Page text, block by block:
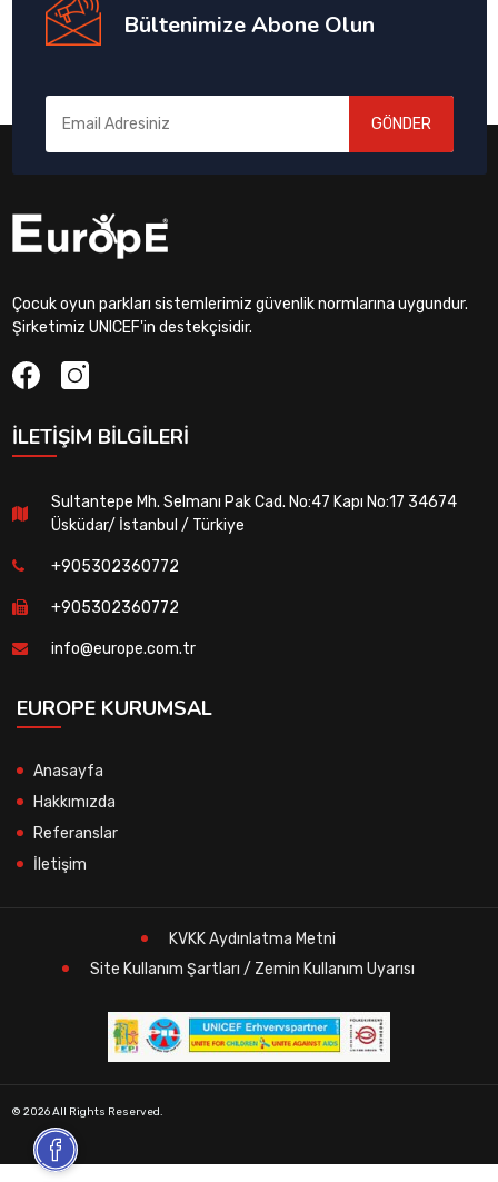
Bültenimize Abone Olun
GÖNDER
Çocuk oyun parkları sistemlerimiz güvenlik normlarına uygundur.
Şirketimiz UNICEF'in destekçisidir.
İLETIŞIM BILGILERI
Sultantepe Mh. Selmanı Pak Cad. No:47 Kapı No:17 34674
Üsküdar/ İstanbul / Türkiye
+905302360772
+905302360772
info@europe.com.tr
EUROPE KURUMSAL
Anasayfa
Hakkımızda
Referanslar
İletişim
KVKK Aydınlatma Metni
Site Kullanım Şartları / Zemin Kullanım Uyarısı
© 2026 All Rights Reserved.